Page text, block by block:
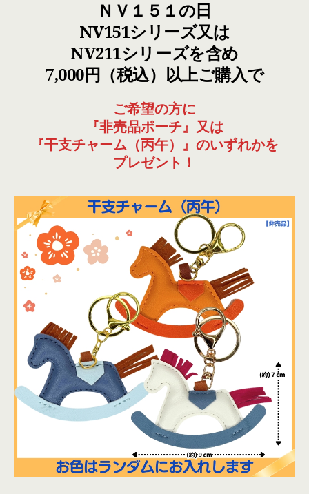
ＮＶ１５１の日
NV151シリーズ又は
NV211シリーズを含め
7,000円（税込）以上ご購入で
ご希望の方に
『非売品ポーチ』又は
『干支チャーム（丙午）』のいずれかを
プレゼント！